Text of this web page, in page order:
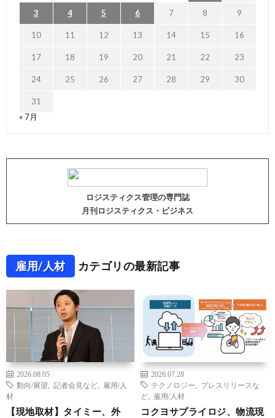
3 4 5 6 7 8 9
10 11 12 13 14 15 16
17 18 19 20 21 22 23
24 25 26 27 28 29 30
31
« 7月
ロジスティクス管理の専門誌
月刊ロジスティクス・ビジネス
雇用/人材 カテゴリの最新記事
2026.08.05
動向/展望
記者会見など
雇用/人
材
【現地取材】タイミー、外
2026.07.28
テクノロジー
プレスリリースな
ど
雇用/人材
コクヨサプライロジ、物流現